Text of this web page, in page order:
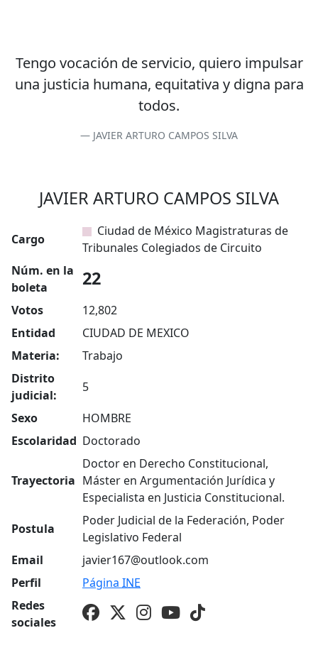
Tengo vocación de servicio, quiero impulsar
una justicia humana, equitativa y digna para
todos.
JAVIER ARTURO CAMPOS SILVA
JAVIER ARTURO CAMPOS SILVA
Cargo
Ciudad de México Magistraturas de
Tribunales Colegiados de Circuito
Núm. en la
boleta
22
Votos
12,802
Entidad
CIUDAD DE MEXICO
Materia:
Trabajo
Distrito
judicial:
5
Sexo
HOMBRE
Escolaridad Doctorado
Trayectoria
Doctor en Derecho Constitucional,
Máster en Argumentación Jurídica y
Especialista en Justicia Constitucional.
Postula
Poder Judicial de la Federación, Poder
Legislativo Federal
Email
javier167@outlook.com
Perfil
Página INE
Redes
sociales